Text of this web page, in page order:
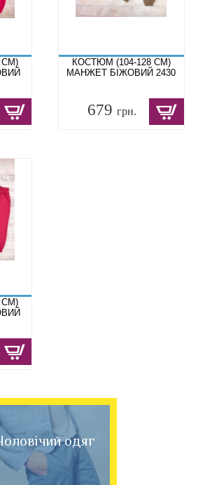
СМ)
КОСТЮМ (104-128 СМ)
МАНЖЕТ БІЖОВИЙ 2430
679грн.
СМ)
одяг